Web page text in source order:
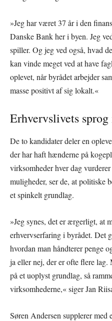
»Jeg har været 37 år i den
Danske Bank her i byen. Jeg
spiller. Og jeg ved også, hvad
kan vinde meget ved at have
oplevet, når byrådet arbejder
masse positivt af sig lokalt.«
Erhvervslivets
De to kandidater deler en
der har haft hænderne på
virksomheder hver dag
muligheder, ser de, at politiske
et spinkelt grundlag.
»Jeg synes, det er ærgerligt, at
erhvervserfaring i byrådet. Det
hvordan man håndterer penge
ja eller nej, der er ofte flere lag.
på et uoplyst grundlag, så
virksomhederne,« siger Jan
Søren Andersen supplerer med